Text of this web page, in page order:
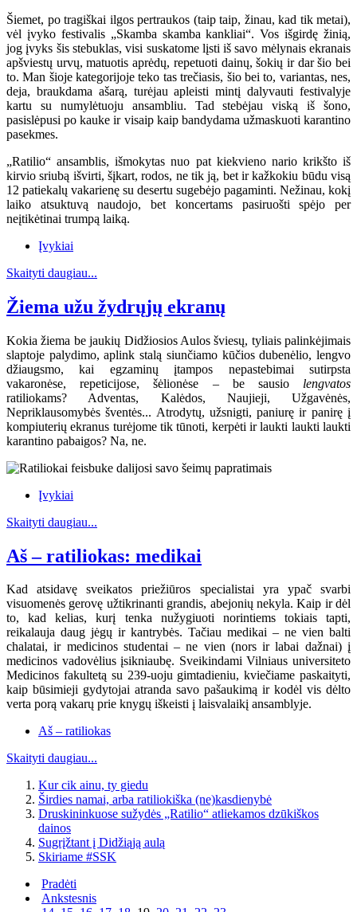
Šiemet, po tragiškai ilgos pertraukos (taip taip, žinau, kad tik metai),
vėl įvyko festivalis „Skamba skamba kankliai“. Vos išgirdę žinią,
jog įvyks šis stebuklas, visi suskatome lįsti iš savo mėlynais ekranais
apšviestų urvų, matuotis aprėdų, repetuoti dainų, šokių ir dar šio bei
to. Man šioje kategorijoje teko tas trečiasis, šio bei to, variantas, nes,
deja, braukdama ašarą, turėjau apleisti mintį dalyvauti festivalyje
kartu su numylėtuoju ansambliu. Tad stebėjau viską iš šono,
pasislėpusi po kauke ir visaip kaip bandydama užmaskuoti karantino
pasekmes.
„Ratilio“ ansamblis, išmokytas nuo pat kiekvieno nario krikšto iš
kirvio sriubą išvirti, šįkart, rodos, ne tik ją, bet ir kažkokiu būdu visą
12 patiekalų vakarienę su desertu sugebėjo pagaminti. Nežinau, kokį
laiko atsuktuvą naudojo, bet koncertams pasiruošti spėjo per
neįtikėtinai trumpą laiką.
Įvykiai
Skaityti daugiau...
Žiema užu žydrųjų ekranų
Kokia žiema be jaukių Didžiosios Aulos šviesų, tyliais palinkėjimais
slaptoje palydimo, aplink stalą siunčiamo kūčios dubenėlio, lengvo
džiaugsmo, kai egzaminų įtampos nepastebimai sutirpsta
vakaronėse, repeticijose, šėlionėse – be sausio lengvatos
ratiliokams? Adventas, Kalėdos, Naujieji, Užgavėnės,
Nepriklausomybės šventės... Atrodytų, užsnigti, paniurę ir panirę į
kompiuterių ekranus turėjome tik tūnoti, kerpėti ir laukti laukti laukti
karantino pabaigos? Na, ne.
Įvykiai
Skaityti daugiau...
Aš – ratiliokas: medikai
Kad atsidavę sveikatos priežiūros specialistai yra ypač svarbi
visuomenės gerovę užtikrinanti grandis, abejonių nekyla. Kaip ir dėl
to, kad kelias, kurį tenka nužygiuoti norintiems tokiais tapti,
reikalauja daug jėgų ir kantrybės. Tačiau medikai – ne vien balti
chalatai, ir medicinos studentai – ne vien (nors ir labai dažnai) į
medicinos vadovėlius įsikniaubę. Sveikindami Vilniaus universiteto
Medicinos fakultetą su 239-uoju gimtadieniu, kviečiame paskaityti,
kaip būsimieji gydytojai atranda savo pašaukimą ir kodėl vis dėlto
verta porą vakarų prie knygų iškeisti į laisvalaikį ansamblyje.
Aš – ratiliokas
Skaityti daugiau...
Kur cik ainu, ty giedu
Širdies namai, arba ratiliokiška (ne)kasdienybė
Druskininkuose sužydės „Ratilio“ atliekamos dzūkiškos
dainos
Sugrįžtant į Didžiąją aulą
Skiriame #SSK
Pradėti
Ankstesnis